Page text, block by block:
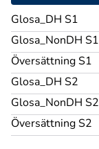
Glosa_DH S1
Glosa_NonDH S1
Översättning S1
Glosa_DH S2
Glosa_NonDH S2
Översättning S2